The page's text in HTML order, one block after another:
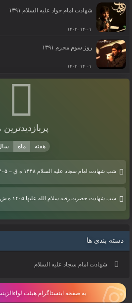
شهادت امام جواد علیه السلام ۱۳۹۱
۱۴-۰۱ -۱۴۰۲
روز سوم محرم ۱۳۹۱
۱۴-۰۱ -۱۴۰۲
پربازدیدترین
شب شهادت امام سجاد علیه السلام ۱۴۴۸ ه ق – ۱۴۰۵ ه ش
شب شهادت حضرت رقیه سلام الله علیها ۱۴۰۵ ه ش
دسته بندی ها
شهادت امام سجاد علیه السلام
به صفحه اینستاگرام هیئت